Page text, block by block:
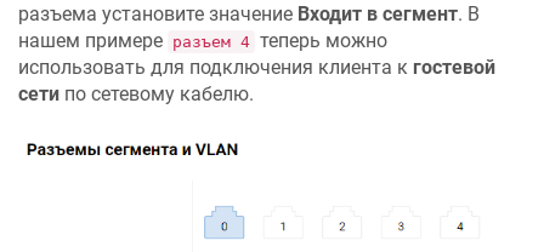
разъема установите значение Входит в сегмент. В
нашем примере разъем 4 теперь можно
использовать для подключения клиента к гостевой
сети по сетевому кабелю.